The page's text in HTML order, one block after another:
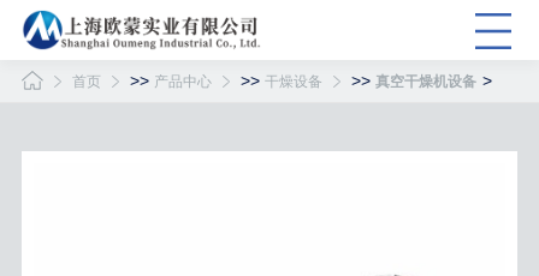
首页 >> 产品中心 >> 干燥设备 >> 真空干燥机设备 >